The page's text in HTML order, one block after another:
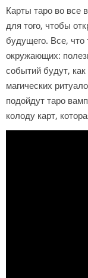
Карты таро во все
для того, чтобы
будущего. Все, что
окружающих:
событий будут,
магических
подойдут таро
колоду карт,